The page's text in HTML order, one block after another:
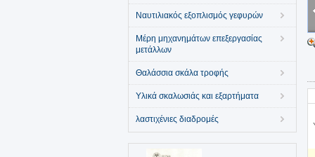
Ναυτιλιακός εξοπλισμός γεφυρών
Μέρη μηχανημάτων επεξεργασίας
μετάλλων
Θαλάσσια σκάλα τροφής
Υλικά σκαλωσιάς και εξαρτήματα
λαστιχένιες διαδρομές